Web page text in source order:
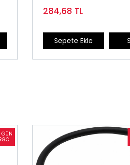
284,68 TL
Sepete Ekle